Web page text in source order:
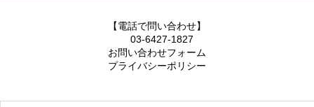
【電話で問い合わせ】
03-6427-1827
お問い合わせフォーム
プライバシーポリシー